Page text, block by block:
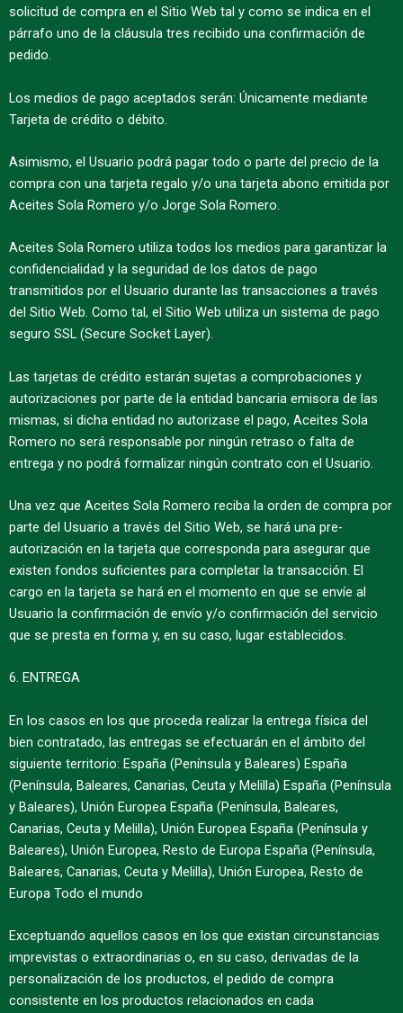
solicitud de compra en el Sitio Web tal y como se indica en el
párrafo uno de la cláusula tres recibido una confirmación de
pedido.
Los medios de pago aceptados serán: Únicamente mediante
Tarjeta de crédito o débito.
Asimismo, el Usuario podrá pagar todo o parte del precio de la
compra con una tarjeta regalo y/o una tarjeta abono emitida por
Aceites Sola Romero y/o Jorge Sola Romero.
Aceites Sola Romero utiliza todos los medios para garantizar la
confidencialidad y la seguridad de los datos de pago
transmitidos por el Usuario durante las transacciones a través
del Sitio Web. Como tal, el Sitio Web utiliza un sistema de pago
seguro SSL (Secure Socket Layer).
Las tarjetas de crédito estarán sujetas a comprobaciones y
autorizaciones por parte de la entidad bancaria emisora de las
mismas, si dicha entidad no autorizase el pago, Aceites Sola
Romero no será responsable por ningún retraso o falta de
entrega y no podrá formalizar ningún contrato con el Usuario.
Una vez que Aceites Sola Romero reciba la orden de compra por
parte del Usuario a través del Sitio Web, se hará una pre-
autorización en la tarjeta que corresponda para asegurar que
existen fondos suficientes para completar la transacción. El
cargo en la tarjeta se hará en el momento en que se envíe al
Usuario la confirmación de envío y/o confirmación del servicio
que se presta en forma y, en su caso, lugar establecidos.
6. ENTREGA
En los casos en los que proceda realizar la entrega física del
bien contratado, las entregas se efectuarán en el ámbito del
siguiente territorio: España (Península y Baleares) España
(Península, Baleares, Canarias, Ceuta y Melilla) España (Península
y Baleares), Unión Europea España (Península, Baleares,
Canarias, Ceuta y Melilla), Unión Europea España (Península y
Baleares), Unión Europea, Resto de Europa España (Península,
Baleares, Canarias, Ceuta y Melilla), Unión Europea, Resto de
Europa Todo el mundo
Exceptuando aquellos casos en los que existan circunstancias
imprevistas o extraordinarias o, en su caso, derivadas de la
personalización de los productos, el pedido de compra
consistente en los productos relacionados en cada